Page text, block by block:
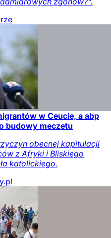
w Ceucie, a abp
budowy meczetu
obecnej kapitulacji
z Afryki i Bliskiego
katolickiego.